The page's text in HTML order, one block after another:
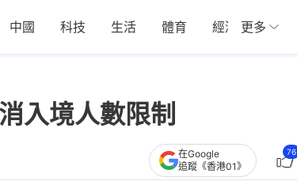
中國 科技 生活 體育 經濟 01深圳
更多
入境人數限制
在Google
追蹤《香港01》
76